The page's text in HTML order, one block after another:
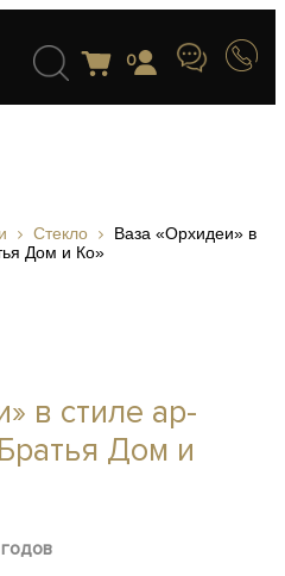
0
Стекло
Ваза «Орхидеи» в
Дом и Ко»
в стиле ар-
Дом и